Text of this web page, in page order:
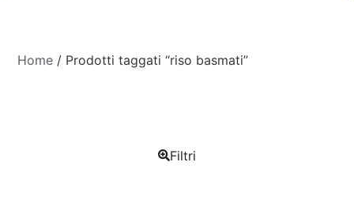
Home / Prodotti taggati “riso basmati”
Filtri